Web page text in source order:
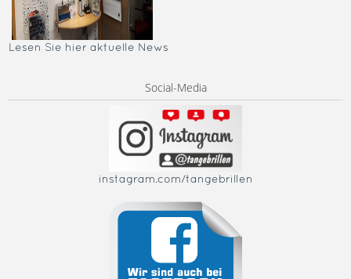
Lesen Sie hier aktuelle News
Social-Media
instagram.com/tangebrillen